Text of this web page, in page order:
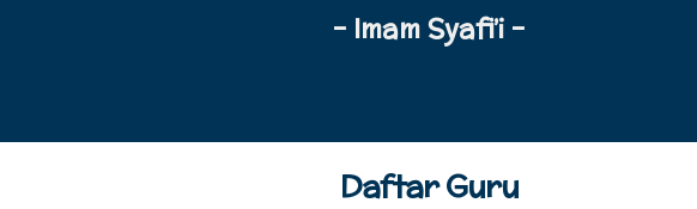
– Imam Syafi’i –
Daftar Guru